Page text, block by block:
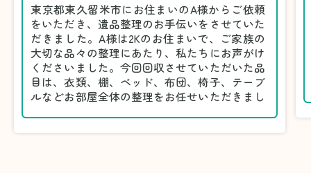
東京都東久留米市にお住まいのA様からご依頼
をいただき、遺品整理のお手伝いをさせていた
だきました。A様は2Kのお住まいで、ご家族の
大切な品々の整理にあたり、私たちにお声がけ
くださいました。今回回収させていただいた品
目は、衣類、棚、ベッド、布団、椅子、テーブ
ルなどお部屋全体の整理をお任せいただきまし